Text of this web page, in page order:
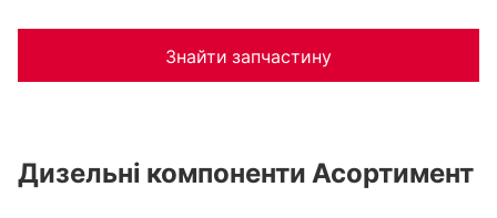
Знайти запчастину
Дизельні компоненти Асортимент